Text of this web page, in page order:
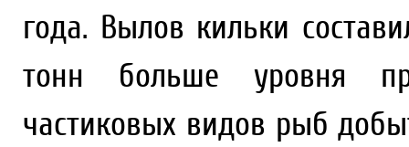
года. Вылов кильки
тонн больше уровня
частиковых видов рыб